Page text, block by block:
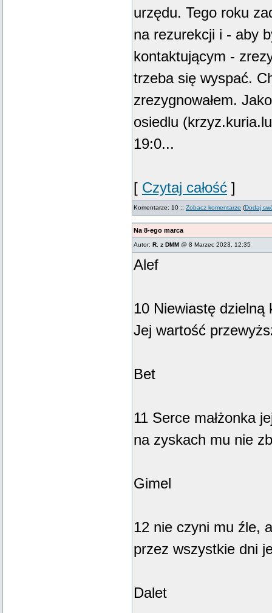
urzędu. Tego roku
na rezurekcji i - aby
kontaktującym -
trzeba się wyspać.
zrezygnowałem.
osiedlu
19:0...
[ Czytaj całość ]
Komentarze: 10 :: Zobacz komentarze (Dodaj
Na 8-ego marca
Autor: R. z DMM @ 8 Marzec 2023, 12:35
Alef
10 Niewiastę dzielną
Jej wartość
Bet
11 Serce małżonka
na zyskach mu nie
Gimel
12 nie czyni mu źle,
przez wszystkie dni
Dalet